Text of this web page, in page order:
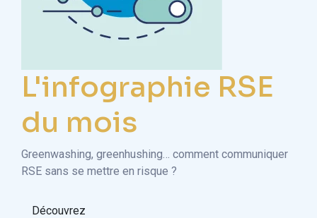
L'infographie RSE
du mois
Greenwashing, greenhushing… comment communiquer
RSE sans se mettre en risque ?
Découvrez